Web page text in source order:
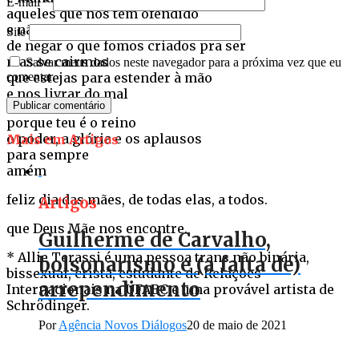
aqueles que nos têm ofendido
e não nos deixeis cair na tentação
de negar o que fomos criados pra ser
mas se cairmos
que estejas para estender à mão
e nos livrar do mal
porque teu é o reino
o poder, a glória e os aplausos
para sempre
amém
feliz dia das mães, de todas elas, a todos.
que Deus Mãe nos encontre.
* Allie Terassi é uma pessoa trans não binária,
bissexual, cristã, estudante de Relações
Internacionais na UFABC e uma provável artista de
Schrödinger.
Site
Salvar meus dados neste navegador para a próxima vez que eu
comentar.
Mais em Artigos
Artigos
Guilherme de Carvalho,
bolsonarismo e (a falta de)
arrependimento
PorAgência Novos Diálogos20 de maio de 2021